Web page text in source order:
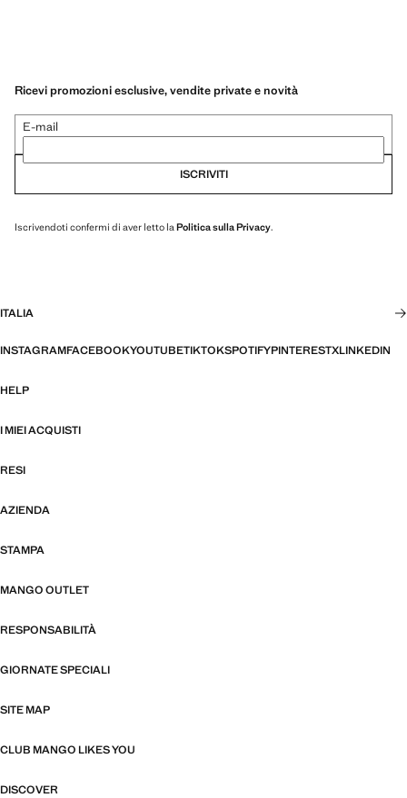
Ricevi promozioni esclusive, vendite private e novità
E-mail
ISCRIVITI
Iscrivendoti confermi di aver letto la Politica sulla Privacy.
ITALIA
INSTAGRAMFACEBOOKYOUTUBETIKTOKSPOTIFYPINTERESTXLINKEDIN
HELP
I MIEI ACQUISTI
RESI
AZIENDA
STAMPA
MANGO OUTLET
RESPONSABILITÀ
GIORNATE SPECIALI
SITE MAP
CLUB MANGO LIKES YOU
DISCOVER